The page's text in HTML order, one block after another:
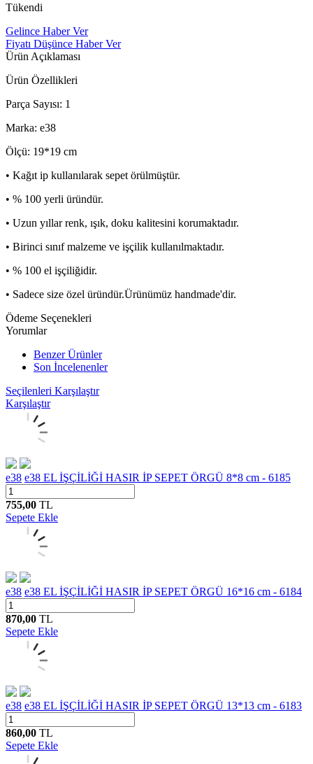
Tükendi
Gelince Haber Ver
Fiyatı Düşünce Haber Ver
Ürün Açıklaması
Ürün Özellikleri
Parça Sayısı: 1
Marka: e38
Ölçü: 19*19 cm
• Kağıt ip kullanılarak sepet örülmüştür.
• % 100 yerli üründür.
• Uzun yıllar renk, ışık, doku kalitesini korumaktadır.
• Birinci sınıf malzeme ve işçilik kullanılmaktadır.
• % 100 el işçiliğidir.
• Sadece size özel üründür.Ürünümüz handmade'dir.
Ödeme Seçenekleri
Yorumlar
Benzer Ürünler
Son İncelenenler
Seçilenleri Karşılaştır
Karşılaştır
e38 e38 EL İŞÇİLİĞİ HASIR İP SEPET ÖRGÜ 8*8 cm - 6185
755,00 TL
Sepete Ekle
e38 e38 EL İŞÇİLİĞİ HASIR İP SEPET ÖRGÜ 16*16 cm - 6184
870,00 TL
Sepete Ekle
e38 e38 EL İŞÇİLİĞİ HASIR İP SEPET ÖRGÜ 13*13 cm - 6183
860,00 TL
Sepete Ekle